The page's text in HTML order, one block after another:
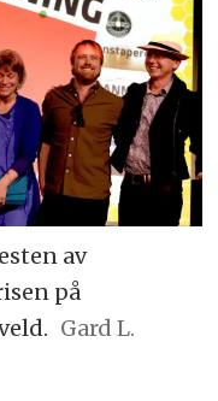
av
på
Gard L.